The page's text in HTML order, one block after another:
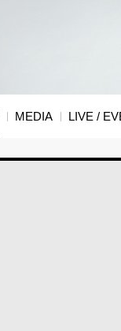
MEDIA LIVE /